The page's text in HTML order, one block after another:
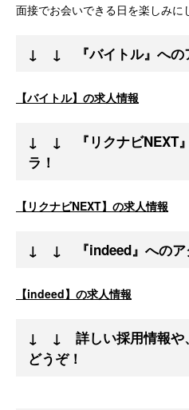
面接でお会いできる日を楽しみに
↓ ↓ 『バイトル』への
【バイトル】の求人情報
↓ ↓ 『リクナビNEXT』
ラ！
【リクナビNEXT】の求人情報
↓ ↓ 『indeed』へのア
【indeed】の求人情報
↓ ↓ 詳しい採用情報や
どうぞ！